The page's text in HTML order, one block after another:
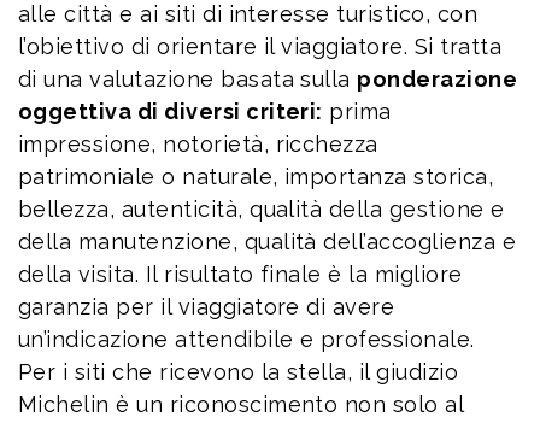
alle città e ai siti di interesse turistico, con
l’obiettivo di orientare il viaggiatore. Si tratta
di una valutazione basata sulla ponderazione
oggettiva di diversi criteri: prima
impressione, notorietà, ricchezza
patrimoniale o naturale, importanza storica,
bellezza, autenticità, qualità della gestione e
della manutenzione, qualità dell’accoglienza e
della visita. Il risultato finale è la migliore
garanzia per il viaggiatore di avere
un’indicazione attendibile e professionale.
Per i siti che ricevono la stella, il giudizio
Michelin è un riconoscimento non solo al